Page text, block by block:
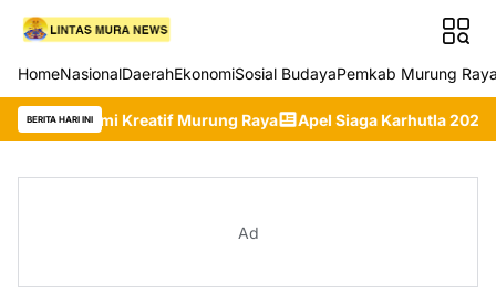
HomeNasionalDaerahEkonomiSosial BudayaPemkab Murung
BERITA HARI INI
Kreatif Murung Raya Apel Siaga Karhutla 2026 Digelar,
Ad